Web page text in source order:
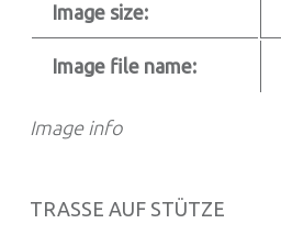
Image info
Image size:
Image file name:
TRASSE AUF STÜTZE